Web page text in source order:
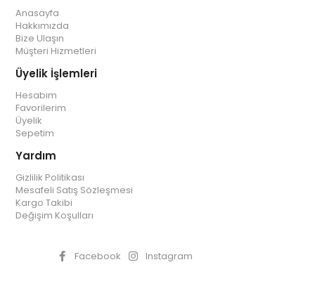
Anasayfa
Hakkımızda
Bize Ulaşın
Müşteri Hizmetleri
Üyelik İşlemleri
Hesabım
Favorilerim
Üyelik
Sepetim
Yardım
Gizlilik Politikası
Mesafeli Satış Sözleşmesi
Kargo Takibi
Değişim Koşulları
Facebook Instagram